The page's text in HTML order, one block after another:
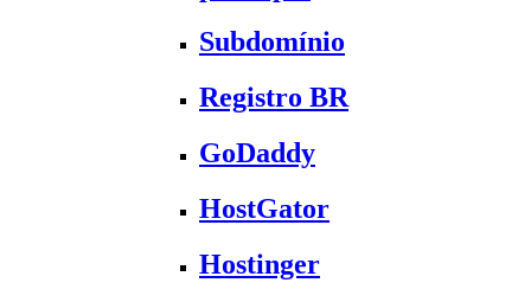
Subdomínio
Registro BR
GoDaddy
HostGator
Hostinger